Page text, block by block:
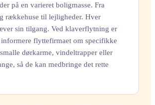
på en varieret boligmasse. Fra
rækkehuse til lejligheder. Hver
sin tilgang. Ved klaverflytning er
flyttefirmaet om specifikke
dørkarme, vindeltrapper eller
så de kan medbringe det rette